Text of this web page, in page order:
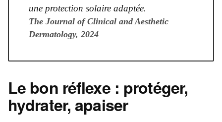
une protection solaire adaptée.
The Journal of Clinical and Aesthetic
Dermatology, 2024
Le bon réflexe : protéger,
hydrater, apaiser